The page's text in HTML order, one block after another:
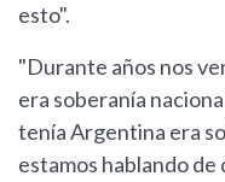
esto".
"Durante años nos
era soberanía
tenía Argentina era
estamos hablando de